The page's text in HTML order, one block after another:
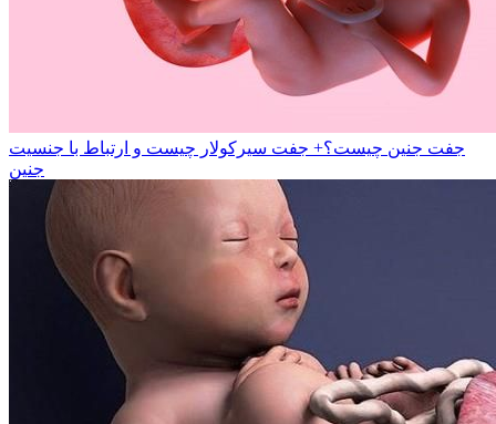
جفت جنین چیست؟+ جفت سیرکولار چیست و ارتباط با جنسیت
جنین